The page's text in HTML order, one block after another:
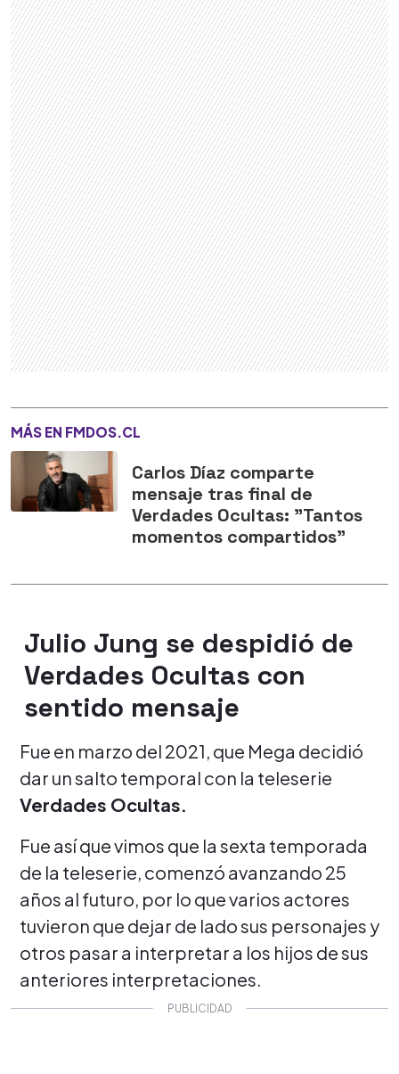
MÁS EN FMDOS.CL
Carlos Díaz comparte
mensaje tras final de
Verdades Ocultas: "Tantos
momentos compartidos"
Julio Jung se despidió de
Verdades Ocultas con
sentido mensaje
Fue en marzo del 2021, que Mega decidió
dar un salto temporal con la teleserie
Verdades Ocultas.
Fue así que vimos que la sexta temporada
de la teleserie, comenzó avanzando 25
años al futuro, por lo que varios actores
tuvieron que dejar de lado sus personajes y
otros pasar a interpretar a los hijos de sus
anteriores interpretaciones.